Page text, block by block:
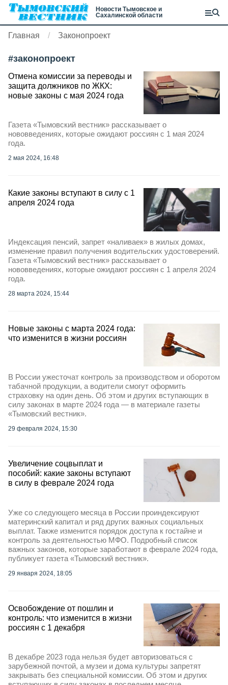
Новости Тымовское и
Сахалинской области
Главная Законопроект
#законопроект
Отмена комиссии за переводы и
защита должников по ЖКХ:
новые законы с мая 2024 года
Газета «Тымовский вестник» рассказывает о
нововведениях, которые ожидают россиян с 1 мая 2024
года.
2 мая 2024, 16:48
Какие законы вступают в силу с 1
апреля 2024 года
Индексация пенсий, запрет «наливаек» в жилых домах,
изменение правил получения водительских удостоверений.
Газета «Тымовский вестник» рассказывает о
нововведениях, которые ожидают россиян с 1 апреля 2024
года.
28 марта 2024, 15:44
Новые законы с марта 2024 года:
что изменится в жизни россиян
В России ужесточат контроль за производством и оборотом
табачной продукции, а водители смогут оформить
страховку на один день. Об этом и других вступающих в
силу законах в марте 2024 года — в материале газеты
«Тымовский вестник».
29 февраля 2024, 15:30
Увеличение соцвыплат и
пособий: какие законы вступают
в силу в феврале 2024 года
Уже со следующего месяца в России проиндексируют
материнский капитал и ряд других важных социальных
выплат. Также изменится порядок доступа к гостайне и
контроль за деятельностью МФО. Подробный список
важных законов, которые заработают в феврале 2024 года,
публикует газета «Тымовский вестник».
29 января 2024, 18:05
Освобождение от пошлин и
контроль: что изменится в жизни
россиян с 1 декабря
В декабре 2023 года нельзя будет авторизоваться с
зарубежной почтой, а музеи и дома культуры запретят
закрывать без специальной комиссии. Об этом и других